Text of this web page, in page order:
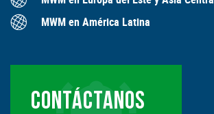
MWM en América Latina
CONTÁCTANOS